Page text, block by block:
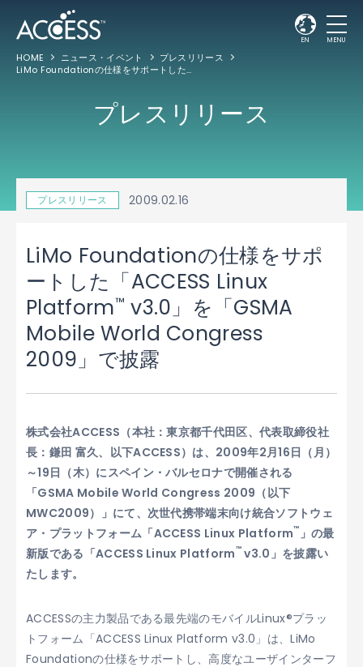
EN MENU
HOME ニュース・イベント
プレスリリース
LiMo Foundationの仕様をサポートした「ACCESS Linux Platform
プレスリリース
プレスリリース 2009.02.16
LiMo Foundationの仕様をサポ
ートした「ACCESS Linux
Platform™ v3.0」を「GSMA
Mobile World Congress
2009」で披露
株式会社ACCESS（本社：東京都千代田区、代表取締役社
長：鎌田 富久、以下ACCESS）は、2009年2月16日（月）
～19日（木）にスペイン・バルセロナで開催される
「GSMA Mobile World Congress 2009（以下
MWC2009）」にて、次世代携帯端末向け統合ソフトウェ
ア・プラットフォーム「ACCESS Linux Platform™」の最
新版である「ACCESS Linux Platform™v3.0」を披露い
たします。
ACCESSの主力製品である最先端のモバイルLinux®プラッ
トフォーム「ACCESS Linux Platform v3.0」は、LiMo
Foundationの仕様をサポートし、高度なユーザインターフ